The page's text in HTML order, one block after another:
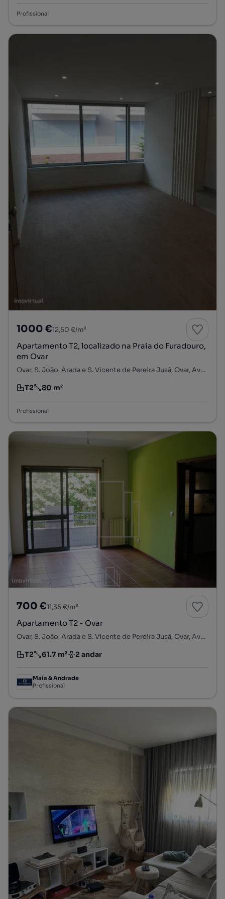
Profissional
1000 €12,50 €/m²
Apartamento T2, localizado na Praia do Furadouro,
em Ovar
Ovar, S. João, Arada e S. Vicente de Pereira Jusã, Ovar, Aveiro
Tipologia
T2
Preço por metro quadrado
80 m²
Profissional
700 €11,35 €/m²
Apartamento T2 - Ovar
Ovar, S. João, Arada e S. Vicente de Pereira Jusã, Ovar, Aveiro
Tipologia
T2
Preço por metro quadrado
61.7 m²
Andar 2 andar
Maia & Andrade
Profissional